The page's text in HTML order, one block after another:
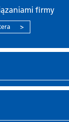
firmy
>